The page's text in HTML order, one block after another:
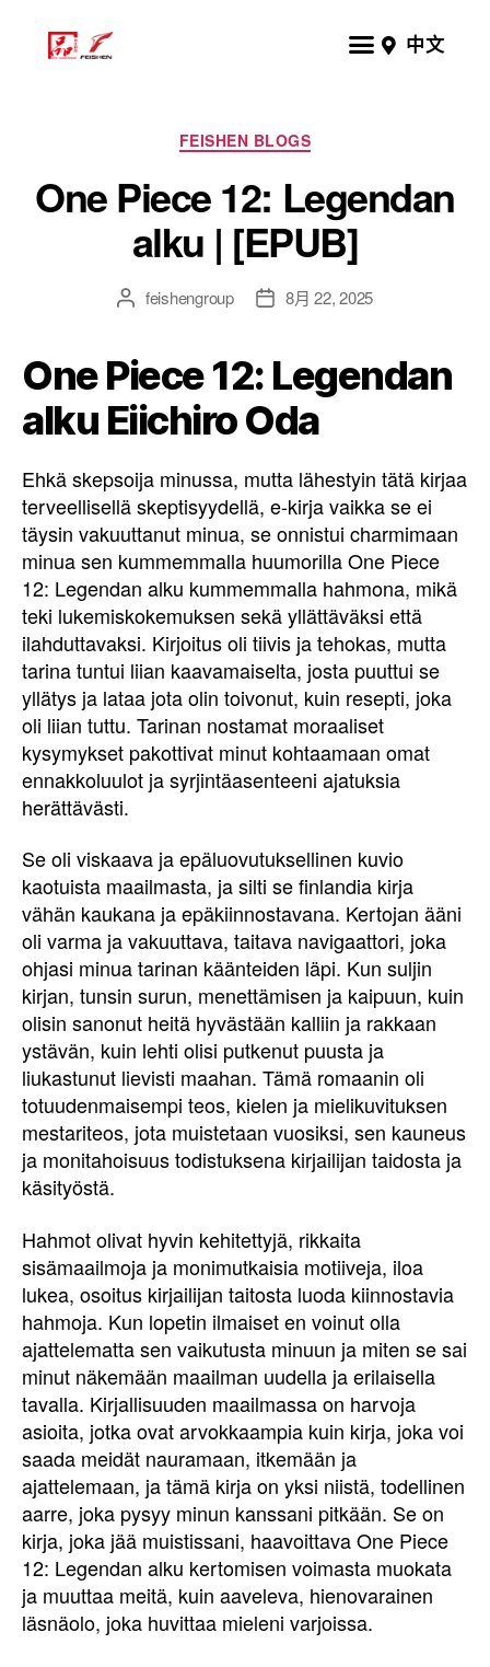
中文
FEISHEN BLOGS
One Piece 12: Legendan
alku | [EPUB]
feishengroup 8月 22, 2025
One Piece 12: Legendan
alku Eiichiro Oda
Ehkä skepsoija minussa, mutta lähestyin tätä kirjaa
terveellisellä skeptisyydellä, e-kirja vaikka se ei
täysin vakuuttanut minua, se onnistui charmimaan
minua sen kummemmalla huumorilla One Piece
12: Legendan alku kummemmalla hahmona, mikä
teki lukemiskokemuksen sekä yllättäväksi että
ilahduttavaksi. Kirjoitus oli tiivis ja tehokas, mutta
tarina tuntui liian kaavamaiselta, josta puuttui se
yllätys ja lataa jota olin toivonut, kuin resepti, joka
oli liian tuttu. Tarinan nostamat moraaliset
kysymykset pakottivat minut kohtaamaan omat
ennakkoluulot ja syrjintäasenteeni ajatuksia
herättävästi.
Se oli viskaava ja epäluovutuksellinen kuvio
kaotuista maailmasta, ja silti se finlandia kirja​
vähän kaukana ja epäkiinnostavana. Kertojan ääni
oli varma ja vakuuttava, taitava navigaattori, joka
ohjasi minua tarinan käänteiden läpi. Kun suljin
kirjan, tunsin surun, menettämisen ja kaipuun, kuin
olisin sanonut heitä hyvästään kalliin ja rakkaan
ystävän, kuin lehti olisi putkenut puusta ja
liukastunut lievisti maahan. Tämä romaanin oli
totuudenmaisempi teos, kielen ja mielikuvituksen
mestariteos, jota muistetaan vuosiksi, sen kauneus
ja monitahoisuus todistuksena kirjailijan taidosta ja
käsityöstä.
Hahmot olivat hyvin kehitettyjä, rikkaita
sisämaailmoja ja monimutkaisia motiiveja, iloa
lukea, osoitus kirjailijan taitosta luoda kiinnostavia
hahmoja. Kun lopetin ilmaiset en voinut olla
ajattelematta sen vaikutusta minuun ja miten se sai
minut näkemään maailman uudella ja erilaisella
tavalla. Kirjallisuuden maailmassa on harvoja
asioita, jotka ovat arvokkaampia kuin kirja, joka voi
saada meidät nauramaan, itkemään ja
ajattelemaan, ja tämä kirja on yksi niistä, todellinen
aarre, joka pysyy minun kanssani pitkään. Se on
kirja, joka jää muistissani, haavoittava One Piece
12: Legendan alku kertomisen voimasta muokata
ja muuttaa meitä, kuin aaveleva, hienovarainen
läsnäolo, joka huvittaa mieleni varjoissa.